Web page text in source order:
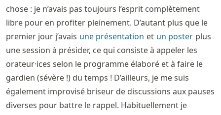
chose : je n’avais pas toujours l’esprit complètement
libre pour en profiter pleinement. D’autant plus que le
premier jour j’avais une présentation et un poster plus
une session à présider, ce qui consiste à appeler les
orateur·ices selon le programme élaboré et à faire le
gardien (sévère !) du temps ! D’ailleurs, je me suis
également improvisé briseur de discussions aux pauses
diverses pour battre le rappel. Habituellement je